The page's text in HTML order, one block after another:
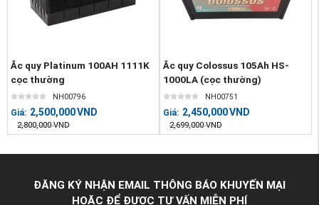
Ắc quy Platinum 100AH 1111K
cọc thường
NH00796
Giá: 2,500,000VND
2,800,000 VND
Ắc quy Colossus 105Ah HS-
1000LA (cọc thường)
NH00751
Giá: 2,450,000VND
2,699,000 VND
ĐĂNG KÝ NHẬN EMAIL THÔNG BÁO KHUYẾN MẠI
HOẶC ĐỂ ĐƯỢC TƯ VẤN MIỄN PHÍ